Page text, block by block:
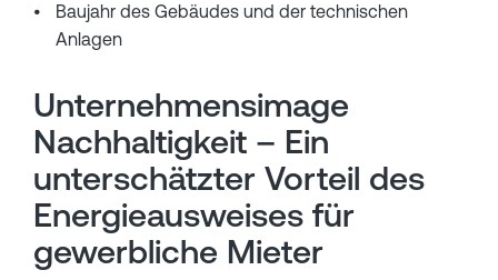
Baujahr des Gebäudes und der technischen
Anlagen
Unternehmensimage
Nachhaltigkeit – Ein
unterschätzter Vorteil des
Energieausweises für
gewerbliche Mieter